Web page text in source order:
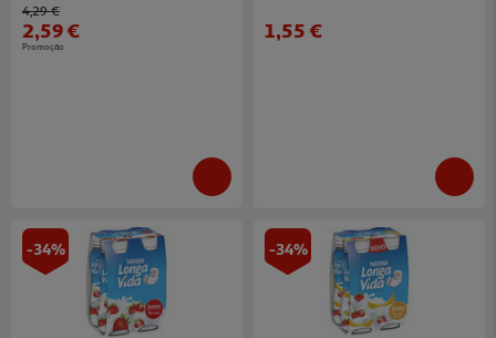
Price reduced from
4,29 €to
2,59 €
Promoção
1,55 €
-34% -34%